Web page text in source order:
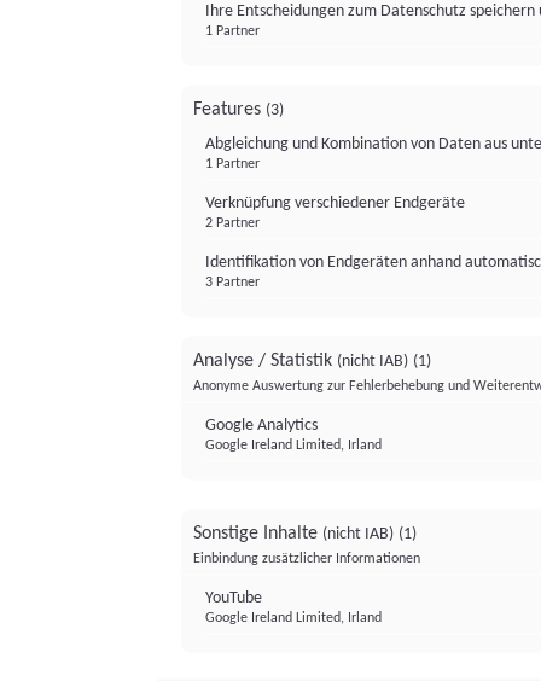
Ihre Entscheidungen zum Datenschutz
1 Partner
Features (3)
Abgleichung und Kombination von Daten aus
1 Partner
Verknüpfung verschiedener Endgeräte
2 Partner
Identifikation von Endgeräten anhand
3 Partner
Analyse / Statistik (nicht IAB) (1)
Anonyme Auswertung zur Fehlerbehebung und
Google Analytics
Google Ireland Limited, Irland
Sonstige Inhalte (nicht IAB) (1)
Einbindung zusätzlicher Informationen
YouTube
Google Ireland Limited, Irland